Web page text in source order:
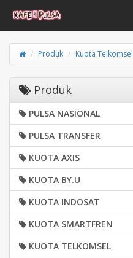
Produk Kuota Telkomsel
Produk
PULSA NASIONAL
PULSA TRANSFER
KUOTA AXIS
KUOTA BY.U
KUOTA INDOSAT
KUOTA SMARTFREN
KUOTA TELKOMSEL